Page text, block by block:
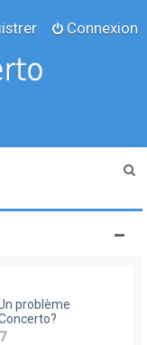
Connexion
problème